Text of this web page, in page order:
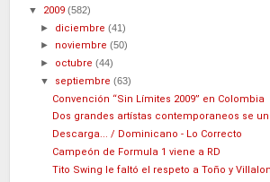
▼ 2009 (582)
► diciembre(41)
► noviembre(50)
► octubre(44)
▼ septiembre(63)
Convención “Sin Límites 2009” en Colombia
Dos grandes artístas contemporaneos se
Descarga... / Dominicano - Lo Correcto
Campeón de Formula 1 viene a RD
Tito Swing le faltó el respeto a Toño y